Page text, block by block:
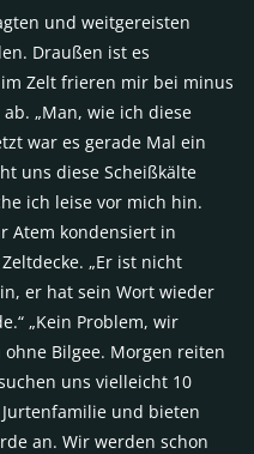
und weitgereisten
Draußen ist es
Zelt frieren mir bei minus
„Man, wie ich diese
war es gerade Mal ein
uns diese Scheißkälte
ich leise vor mich hin.
Atem kondensiert in
„Er ist nicht
er hat sein Wort wieder
„Kein Problem, wir
Bilgee. Morgen reiten
uns vielleicht 10
und bieten
an. Wir werden schon